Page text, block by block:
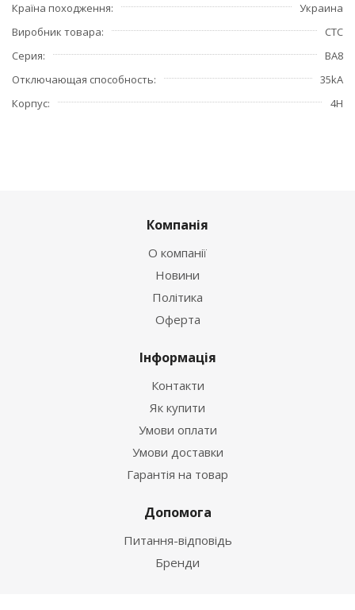
Країна походження
Украина
Виробник товара
СТС
Серия
ВА8
Отключающая способность
35kA
Корпус
4Н
Компанія
О компанії
Новини
Політика
Оферта
Інформація
Контакти
Як купити
Умови оплати
Умови доставки
Гарантія на товар
Допомога
Питання-відповідь
Бренди